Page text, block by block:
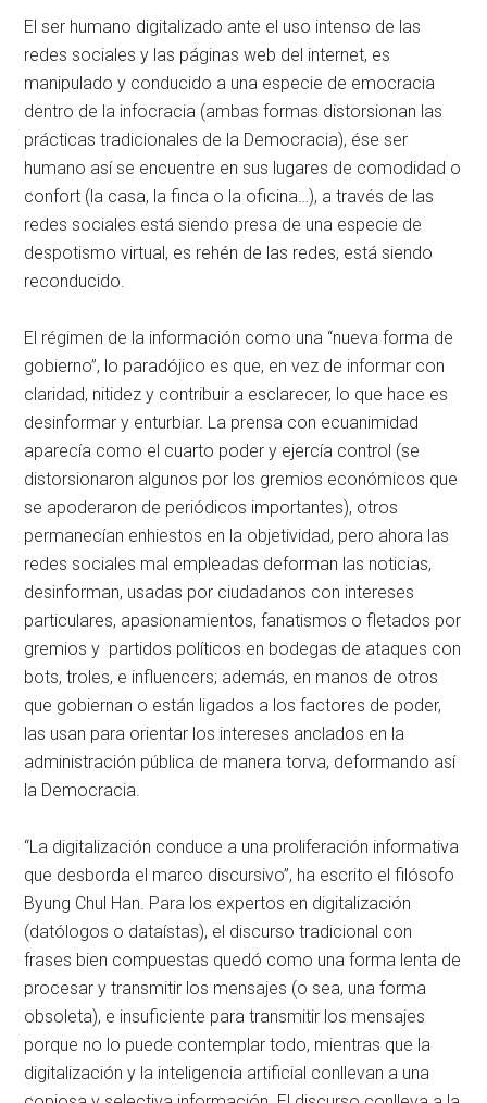
El ser humano digitalizado ante el uso intenso de las
redes sociales y las páginas web del internet, es
manipulado y conducido a una especie de emocracia
dentro de la infocracia (ambas formas distorsionan las
prácticas tradicionales de la Democracia), ése ser
humano así se encuentre en sus lugares de comodidad o
confort (la casa, la finca o la oficina…), a través de las
redes sociales está siendo presa de una especie de
despotismo virtual, es rehén de las redes, está siendo
reconducido.
El régimen de la información como una “nueva forma de
gobierno”, lo paradójico es que, en vez de informar con
claridad, nitidez y contribuir a esclarecer, lo que hace es
desinformar y enturbiar. La prensa con ecuanimidad
aparecía como el cuarto poder y ejercía control (se
distorsionaron algunos por los gremios económicos que
se apoderaron de periódicos importantes), otros
permanecían enhiestos en la objetividad, pero ahora las
redes sociales mal empleadas deforman las noticias,
desinforman, usadas por ciudadanos con intereses
particulares, apasionamientos, fanatismos o fletados por
gremios y partidos políticos en bodegas de ataques con
bots, troles, e influencers; además, en manos de otros
que gobiernan o están ligados a los factores de poder,
las usan para orientar los intereses anclados en la
administración pública de manera torva, deformando así
la Democracia.
“La digitalización conduce a una proliferación informativa
que desborda el marco discursivo”, ha escrito el filósofo
Byung Chul Han. Para los expertos en digitalización
(datólogos o dataístas), el discurso tradicional con
frases bien compuestas quedó como una forma lenta de
procesar y transmitir los mensajes (o sea, una forma
obsoleta), e insuficiente para transmitir los mensajes
porque no lo puede contemplar todo, mientras que la
digitalización y la inteligencia artificial conllevan a una